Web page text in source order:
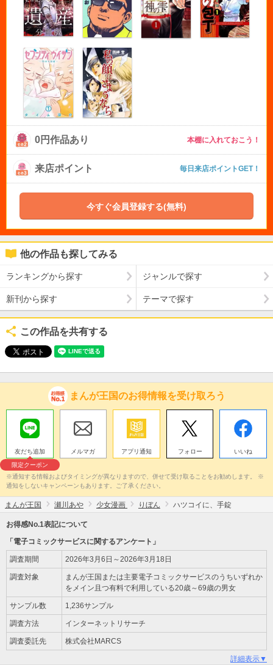
0円作品あり 本棚に入れておこう！
来店ポイント 毎日来店ポイントGET！
今すぐ会員登録する(無料)
他の作品も探してみる
ランキングから探す ジャンルで探す
新刊から探す テーマで探す
この作品を共有する
まんが王国のお得情報を受け取ろう
友だち追加
限定クーポン
メルマガ アプリ通知 フォロー いいね
※通知する情報およびタイミングが異なりますので、併せて受け取ることをお勧めします。 ※
通知をしないキャンペーンもあります。ご了承ください。
まんが王国 瀬川あや 少女漫画 りぼん ハツコイに、手錠
お得感No.1表記について
「電子コミックサービスに関するアンケート」
調査期間 2026年3月6日～2026年3月18日
調査対象
まんが王国または主要電子コミックサービスのうちいずれか
をメイン且つ有料で利用している20歳～69歳の男女
サンプル数 1,236サンプル
調査方法 インターネットリサーチ
調査委託先 株式会社MARCS
詳細表示▼